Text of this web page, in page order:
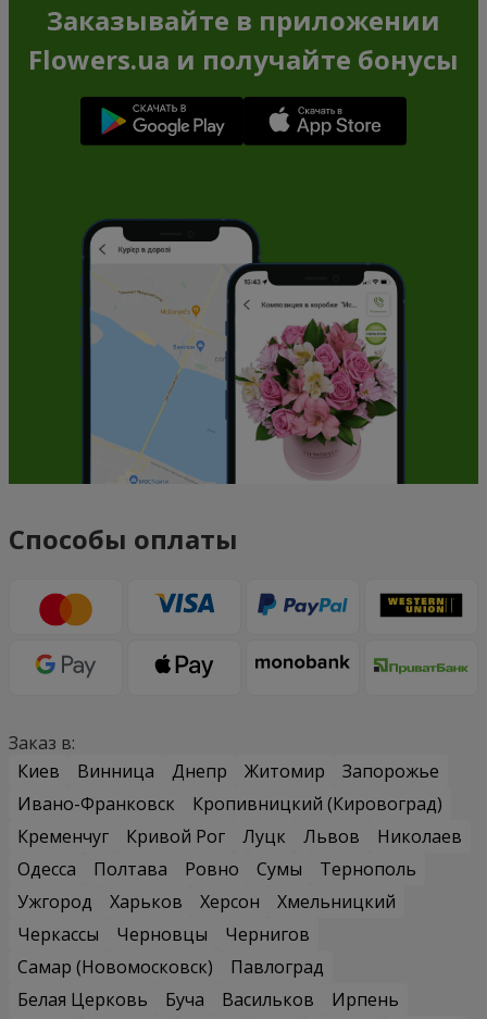
Заказывайте в приложении
Flowers.ua и получайте бонусы
Способы оплаты
Заказ в:
Киев
Винница Днепр Житомир
Запорожье
Ивано-Франковск
Кропивницкий (Кировоград)
Кременчуг
Кривой Рог Луцк Львов
Николаев
Одесса
Полтава Ровно Сумы
Тернополь
Ужгород
Харьков Херсон
Хмельницкий
Черкассы
Черновцы
Чернигов
Самар (Новомосковск)
Павлоград
Белая Церковь
Буча Васильков Ирпень